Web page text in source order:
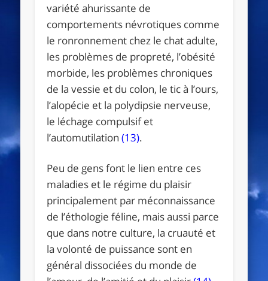
variété ahurissante de
comportements névrotiques comme
le ronronnement chez le chat adulte,
les problèmes de propreté, l’obésité
morbide, les problèmes chroniques
de la vessie et du colon, le tic à l’ours,
l’alopécie et la polydipsie nerveuse,
le léchage compulsif et
l’automutilation(13).
Peu de gens font le lien entre ces
maladies et le régime du plaisir
principalement par méconnaissance
de l’éthologie féline, mais aussi parce
que dans notre culture, la cruauté et
la volonté de puissance sont en
général dissociées du monde de